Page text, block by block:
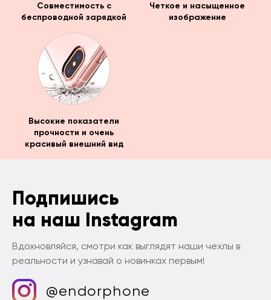
Совместимость с
беспроводной зарядкой
Четкое и насыщенное
изображение
Высокие показатели
прочности и очень
красивый внешний вид
Подпишись
на наш Instagram
Вдохновляйся, смотри как выглядят наши чехлы в
реальности и узнавай о новинках первым!
@endorphone